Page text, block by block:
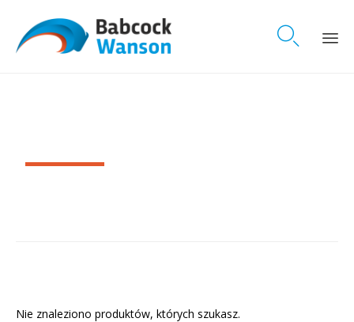

Nie znaleziono produktów, których szukasz.